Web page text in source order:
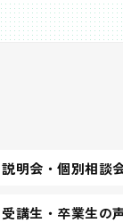
説明会・個別相談
受講生・卒業生の